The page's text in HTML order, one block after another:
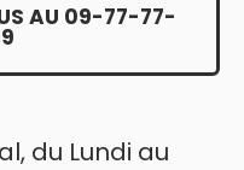
AU 09-77-77-
du Lundi au